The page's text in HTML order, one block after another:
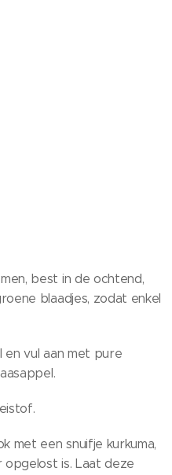
best in de ochtend,
blaadjes, zodat enkel
en vul aan met pure
met een snuifje kurkuma,
opgelost is. Laat deze